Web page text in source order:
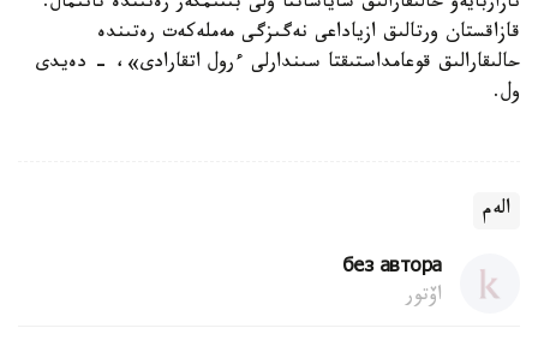
قازاقستان ورتالىق ازياداعى نەگىزگى مەملەكەت رەتىندە
حالىقارالىق قوعامداستىقتا سىندارلى ءرول اتقارادى»، - دەيدى
ول.
الەم
без автора
اۆتور